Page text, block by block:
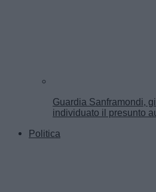
Guardia Sanframondi,
individuato il presunto
Politica